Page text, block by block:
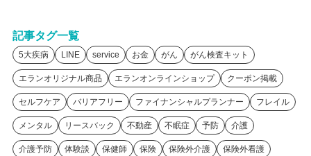
記事タグ一覧
5大疾病 LINE service お金 がん がん検査キット
エランオリジナル商品 エランオンラインショップ クーポン掲載
セルフケア バリアフリー ファイナンシャルプランナー フレイル
メンタル リースバック 不動産 不眠症 予防 介護
介護予防 体験談 保健師 保険 保険外介護 保険外看護